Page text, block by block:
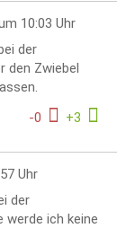
10:03 Uhr
der
den Zwiebel
-0 +3
Uhr
der
werde ich keine